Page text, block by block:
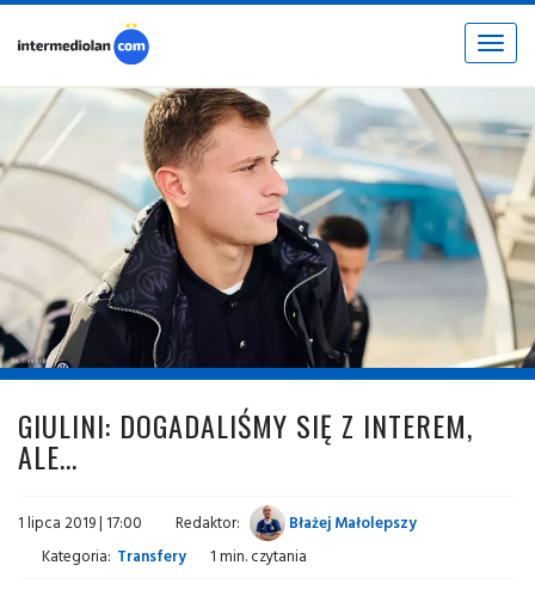
Toggle
fot. © inter.it
GIULINI: DOGADALIŚMY SIĘ Z INTEREM,
ALE...
1 lipca 2019 | 17:00 Redaktor:
Błażej Małolepszy
Kategoria: Transfery 1 min. czytania